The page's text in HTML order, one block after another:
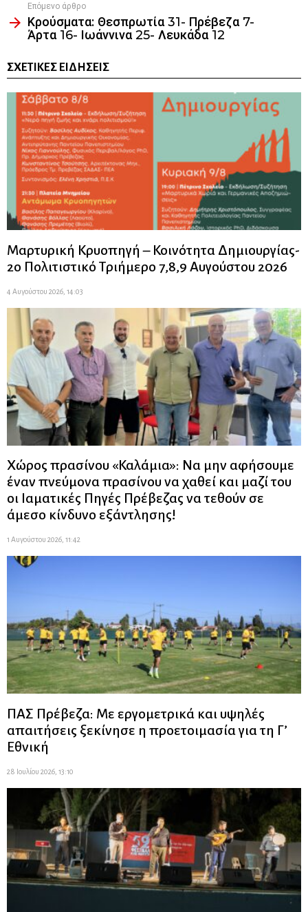
Επόμενο άρθρο
Κρούσματα: Θεσπρωτία 31- Πρέβεζα 7-
Άρτα 16- Ιωάννινα 25- Λευκάδα 12
ΣΧΕΤΙΚΈΣ ΕΙΔΉΣΕΙΣ
Μαρτυρική Κρυοπηγή – Κοινότητα Δημιουργίας-
2ο Πολιτιστικό Τριήμερο 7,8,9 Αυγούστου 2026
4 Αυγούστου 2026, 14:03
Χώρος πρασίνου «Καλάμια»: Να μην αφήσουμε
έναν πνεύμονα πρασίνου να χαθεί και μαζί του
οι Ιαματικές Πηγές Πρέβεζας να τεθούν σε
άμεσο κίνδυνο εξάντλησης!
1 Αυγούστου 2026, 11:42
ΠΑΣ Πρέβεζα: Με εργομετρικά και υψηλές
απαιτήσεις ξεκίνησε η προετοιμασία για τη Γ’
Εθνική
28 Ιουλίου 2026, 13:10